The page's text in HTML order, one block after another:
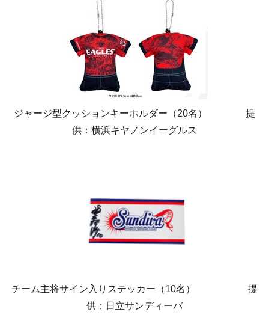
ジャージ型クッションキーホルダー（20名） 提
供：横浜キヤノンイーグルス
チーム主将サイン入りステッカー（10名） 提
供：日立サンディーバ